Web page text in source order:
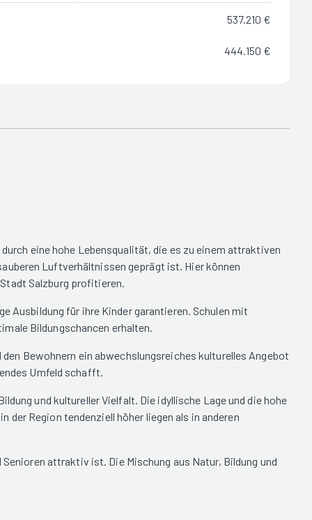
537.210 €
444.150 €
eine hohe Lebensqualität, die es zu einem attraktiven
Luftverhältnissen geprägt ist. Hier können
Salzburg profitieren.
Ausbildung für ihre Kinder garantieren. Schulen mit
Bildungschancen erhalten.
Bewohnern ein abwechslungsreiches kulturelles Angebot
Umfeld schafft.
und kultureller Vielfalt. Die idyllische Lage und die hohe
Region tendenziell höher liegen als in anderen
attraktiv ist. Die Mischung aus Natur, Bildung und